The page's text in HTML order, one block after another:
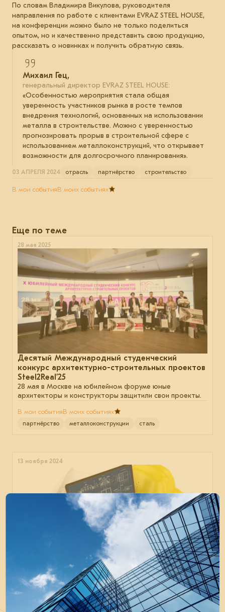
По словам Владимира Викулова, руководителя
направления по работе с клиентами EVRAZ STEEL HOUSE,
на конференции можно было не только поделиться
опытом, но и качественно представить свою продукцию,
рассказать о новинках и получить обратную связь.
Михаил Гец,
генеральный директор EVRAZ STEEL HOUSE:
«Особенностью мероприятия стала общая
уверенность участников рынка в росте темпов
внедрения технологий, основанных на использовании
металла в строительстве. Можно с уверенностью
прогнозировать прорыв в строительной сфере с
использованием металлоконструкций, что открывает
возможности для долгосрочного планирования».
03 АПРЕЛЯ 2024 отрасль партнёрство строительство
В мои событияВ моих событиях
Еще по теме
28 мая 2025
Десятый Международный студенческий
конкурс архитектурно-строительных проектов
Steel2Real’25
28 мая в Москве на юбилейном форуме юные
архитекторы и конструкторы защитили свои проекты.
В мои событияВ моих событиях
партнёрство металлоконструкции сталь
13 ноября 2024
Вебинар «Как изменения в ТИМ-
законодательстве повлияют на работу
проектировщиков?»
Мероприятие состоялось 13 ноября 2024 года.